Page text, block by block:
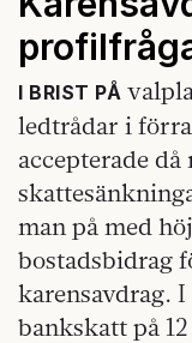
I BRIST PÅ
ledtrådar i
accepterade
man på med
bostadsbidrag
karensavdrag.
bankskatt på